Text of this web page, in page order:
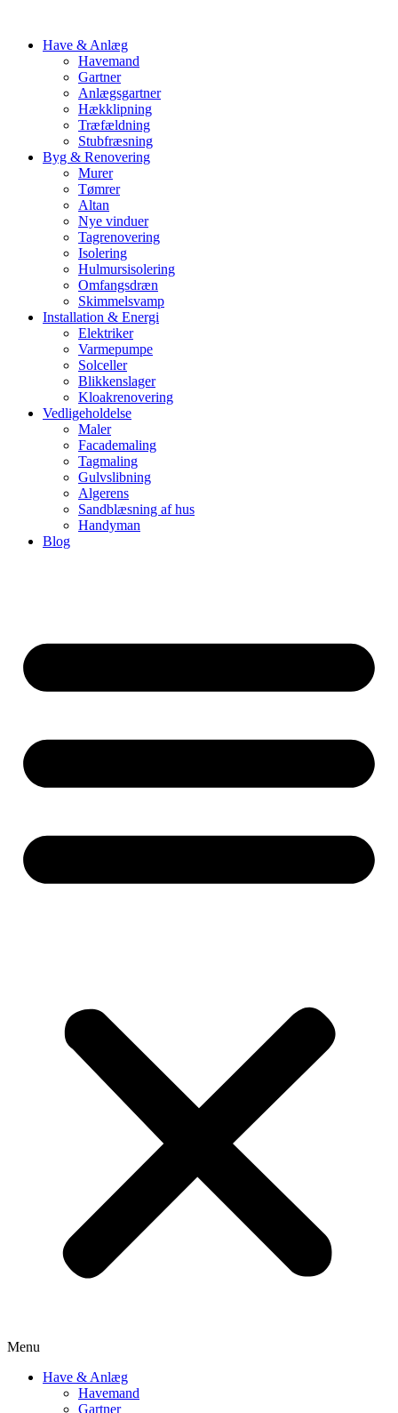
Have & Anlæg
Havemand
Gartner
Anlægsgartner
Hækklipning
Træfældning
Stubfræsning
Byg & Renovering
Murer
Tømrer
Altan
Nye vinduer
Tagrenovering
Isolering
Hulmursisolering
Omfangsdræn
Skimmelsvamp
Installation & Energi
Elektriker
Varmepumpe
Solceller
Blikkenslager
Kloakrenovering
Vedligeholdelse
Maler
Facademaling
Tagmaling
Gulvslibning
Algerens
Sandblæsning af hus
Handyman
Blog
Menu
Have & Anlæg
Havemand
Gartner